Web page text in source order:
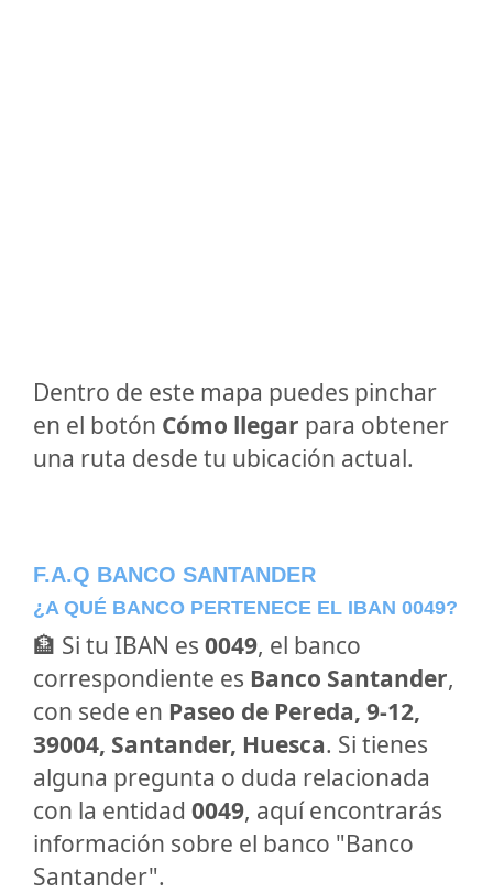
Dentro de este mapa puedes pinchar
en el botón Cómo llegar para obtener
una ruta desde tu ubicación actual.
F.A.Q BANCO SANTANDER
¿A QUÉ BANCO PERTENECE EL IBAN 0049?
🏦 Si tu IBAN es 0049, el banco
correspondiente es Banco Santander,
con sede en Paseo de Pereda, 9-12,
39004, Santander, Huesca. Si tienes
alguna pregunta o duda relacionada
con la entidad 0049, aquí encontrarás
información sobre el banco "Banco
Santander".